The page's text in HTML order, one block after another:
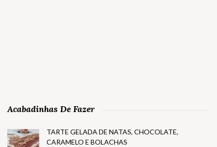
Acabadinhas De Fazer
TARTE GELADA DE NATAS, CHOCOLATE,
CARAMELO E BOLACHAS